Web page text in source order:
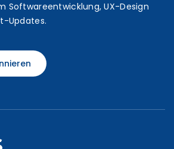
Softwareentwicklung, UX-Design
Updates.